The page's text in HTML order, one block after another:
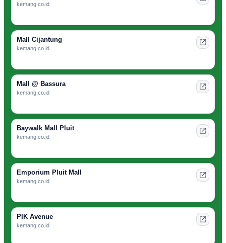
kemang.co.id
Mall Cijantung
kemang.co.id
Mall @ Bassura
kemang.co.id
Baywalk Mall Pluit
kemang.co.id
Emporium Pluit Mall
kemang.co.id
PIK Avenue
kemang.co.id